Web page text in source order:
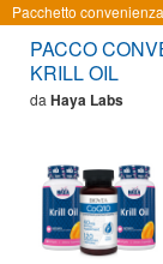
Pacchetto convenienza
PACCO
KRILL OIL
da Haya Labs